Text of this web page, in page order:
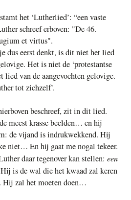
het ‘Lutherlied’: “een vaste
schreef erboven: "De 46.
et virtus".
dus eerst denkt, is dit niet het lied
Het is niet de ‘protestantse
lied van de aangevochten gelovige.
tot zichzelf’.
beschreef, zit in dit lied.
meest krasse beelden… en hij
de vijand is indrukwekkend. Hij
niet… En hij gaat me nogal tekeer.
daar tegenover kan stellen: een
is de wal die het kwaad zal keren
Hij zal het moeten doen…